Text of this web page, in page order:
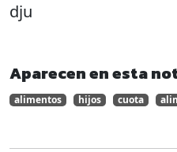
dju
Aparecen en esta
alimentos hijos cuota